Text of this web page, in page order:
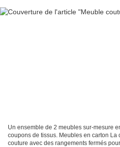
Un ensemble de 2 meubles sur-mesure
coupons de tissus. Meubles en carton La
couture avec des rangements fermés